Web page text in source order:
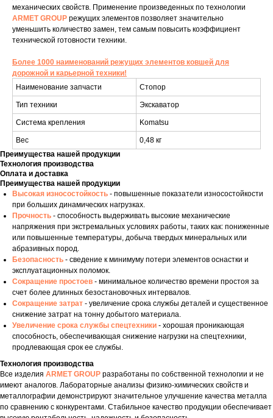
механических свойств. Применение произведенных по технологии
ARMET GROUP режущих элементов позволяет значительно
уменьшить количество замен, тем самым повысить коэффициент
технической готовности техники.
Более 1000 наименований режущих элементов ковшей для
дорожной и карьерной техники!
Наименование запчасти
Стопор
Тип техники Экскаватор
Система крепления Komatsu
Вес
0,48 кг
Преимущества нашей продукции
Технология производства
Оплата и доставка
Преимущества нашей продукции
Высокая износостойкость - повышенные показатели износостойкости
при больших динамических нагрузках.
Прочность - способность выдерживать высокие механические
напряжения при экстремальных условиях работы, таких как: пониженные
или повышенные температуры, добыча твердых минеральных или
абразивных пород.
Безопасность - сведение к минимуму потери элементов оснастки и
эксплуатационных поломок.
Сокращение простоев - минимальное количество времени простоя за
счет более длинных безостановочных интервалов.
Сокращение затрат - увеличение срока службы деталей и существенное
снижение затрат на тонну добытого материала.
Увеличение срока службы спецтехники - хорошая проникающая
способность, обеспечивающая снижение нагрузки на спецтехники,
продлевающая срок ее службы.
Технология производства
Все изделия ARMET GROUP разработаны по собственной технологии и не
имеют аналогов. Лабораторные анализы физико-химических свойств и
металлографии демонстрируют значительное улучшение качества металла
по сравнению с конкурентами. Стабильное качество продукции обеспечивает